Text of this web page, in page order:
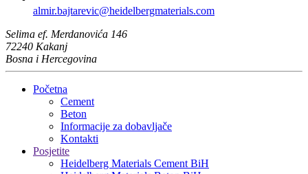
almir.bajtarevic​@heidelbergmaterials.com
Selima ef. Merdanovića 146
72240 Kakanj
Bosna i Hercegovina
Početna
Cement
Beton
Informacije za dobavljače
Kontakti
Posjetite
Heidelberg Materials Cement BiH